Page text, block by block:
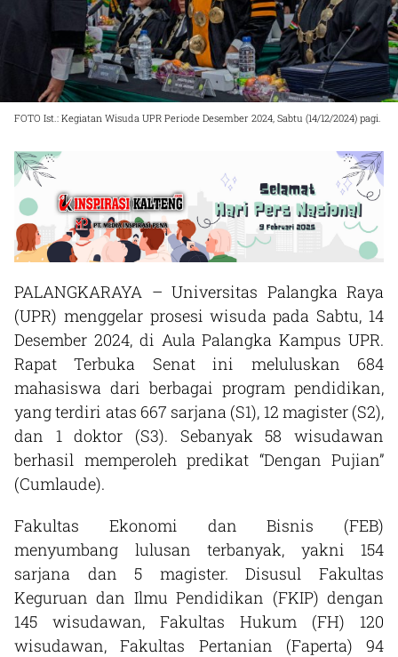
FOTO Ist.: Kegiatan Wisuda UPR Periode Desember 2024, Sabtu (14/12/2024) pagi.
PALANGKARAYA – Universitas Palangka Raya
(UPR) menggelar prosesi wisuda pada Sabtu, 14
Desember 2024, di Aula Palangka Kampus UPR.
Rapat Terbuka Senat ini meluluskan 684
mahasiswa dari berbagai program pendidikan,
yang terdiri atas 667 sarjana (S1), 12 magister (S2),
dan 1 doktor (S3). Sebanyak 58 wisudawan
berhasil memperoleh predikat “Dengan Pujian”
(Cumlaude).
Fakultas Ekonomi dan Bisnis (FEB)
menyumbang lulusan terbanyak, yakni 154
sarjana dan 5 magister. Disusul Fakultas
Keguruan dan Ilmu Pendidikan (FKIP) dengan
145 wisudawan, Fakultas Hukum (FH) 120
wisudawan, Fakultas Pertanian (Faperta) 94